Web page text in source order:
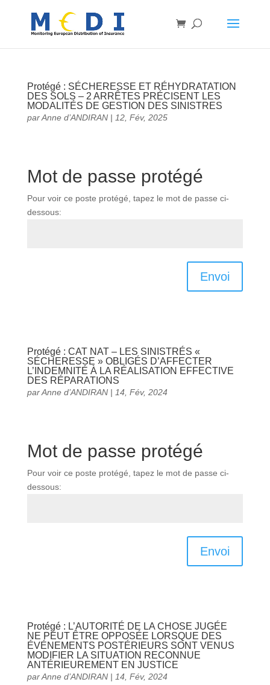
Protégé : SÉCHERESSE ET RÉHYDRATATION
DES SOLS – 2 ARRÊTES PRÉCISENT LES
MODALITÉS DE GESTION DES SINISTRES
parAnne d’ANDIRAN| 12, Fév, 2025
Mot de passe protégé
Pour voir ce poste protégé, tapez le mot de passe ci-
dessous:
Envoi
Protégé : CAT NAT – LES SINISTRÉS «
SÉCHERESSE » OBLIGÉS D’AFFECTER
L’INDEMNITÉ À LA RÉALISATION EFFECTIVE
DES RÉPARATIONS
parAnne d’ANDIRAN| 14, Fév, 2024
Mot de passe protégé
Pour voir ce poste protégé, tapez le mot de passe ci-
dessous:
Envoi
Protégé : L’AUTORITÉ DE LA CHOSE JUGÉE
NE PEUT ÊTRE OPPOSÉE LORSQUE DES
ÉVÉNEMENTS POSTÉRIEURS SONT VENUS
MODIFIER LA SITUATION RECONNUE
ANTÉRIEUREMENT EN JUSTICE
parAnne d’ANDIRAN| 14, Fév, 2024